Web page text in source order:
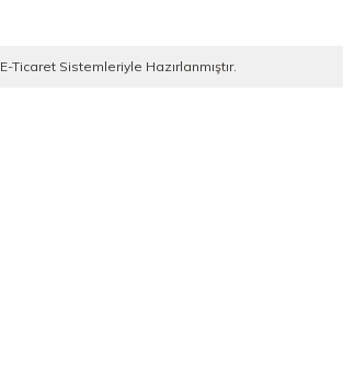
E-Ticaret Sistemleriyle Hazırlanmıştır.